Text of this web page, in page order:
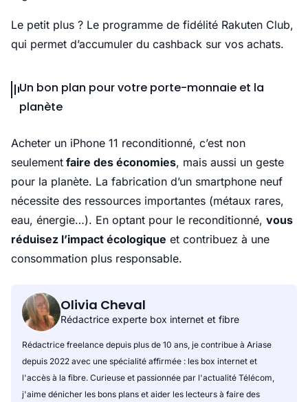
Le petit plus ? Le programme de fidélité Rakuten Club,
qui permet d’accumuler du cashback sur vos achats.
Un bon plan pour votre porte-monnaie et la
planète
Acheter un iPhone 11 reconditionné, c’est non
seulement faire des économies, mais aussi un geste
pour la planète. La fabrication d’un smartphone neuf
nécessite des ressources importantes (métaux rares,
eau, énergie…). En optant pour le reconditionné, vous
réduisez l’impact écologique et contribuez à une
consommation plus responsable.
Olivia Cheval
Rédactrice experte box internet et fibre
Rédactrice freelance depuis plus de 10 ans, je contribue à Ariase
depuis 2022 avec une spécialité affirmée : les box internet et
l'accès à la fibre. Curieuse et passionnée par l'actualité Télécom,
j'aime dénicher les bons plans et aider les lecteurs à faire des